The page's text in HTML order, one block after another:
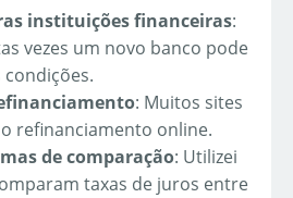
instituições financeiras:
vezes um novo banco pode
: Muitos sites
refinanciamento online.
de comparação: Utilizei
taxas de juros entre